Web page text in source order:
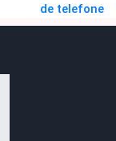
de telefone